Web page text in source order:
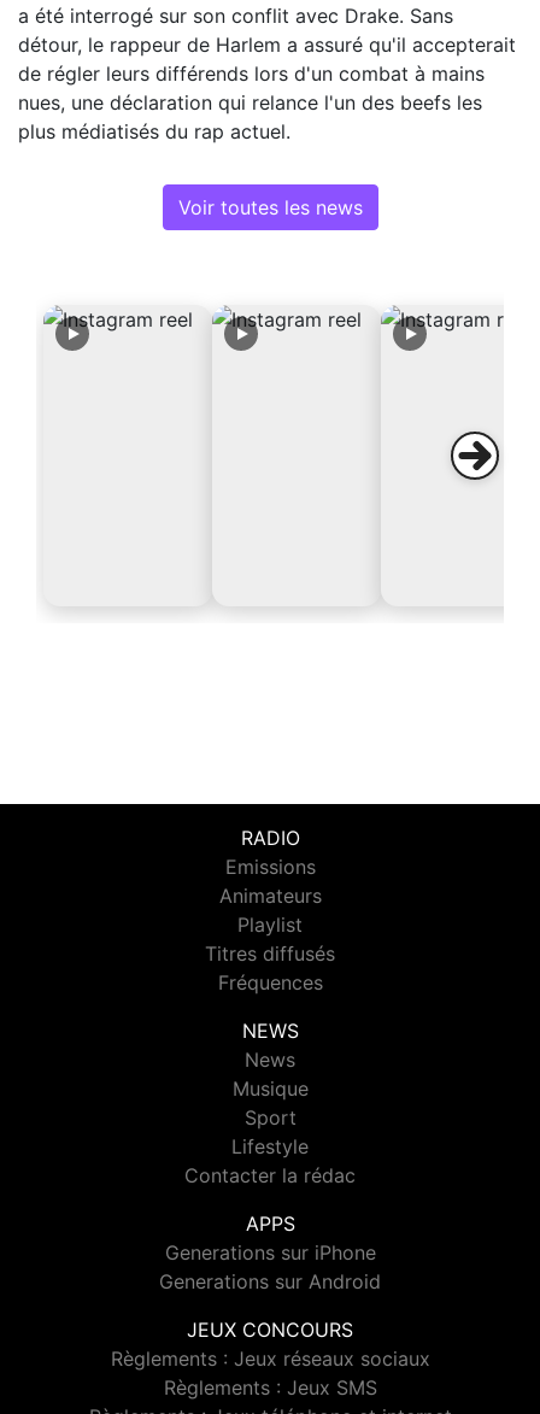
a été interrogé sur son conflit avec Drake. Sans
détour, le rappeur de Harlem a assuré qu'il accepterait
de régler leurs différends lors d'un combat à mains
nues, une déclaration qui relance l'un des beefs les
plus médiatisés du rap actuel.
Voir toutes les news
RADIO
Emissions
Animateurs
Playlist
Titres diffusés
Fréquences
NEWS
News
Musique
Sport
Lifestyle
Contacter la rédac
APPS
Generations sur iPhone
Generations sur Android
JEUX CONCOURS
Règlements : Jeux réseaux sociaux
Règlements : Jeux SMS